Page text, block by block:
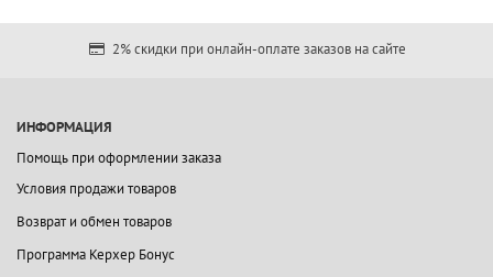
2% скидки при онлайн-оплате заказов на сайте
ИНФОРМАЦИЯ
Помощь при оформлении заказа
Условия продажи товаров
Возврат и обмен товаров
Программа Керхер Бонус